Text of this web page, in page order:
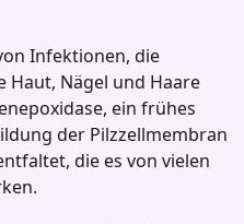
Infektionen, die
Nägel und Haare
ein frühes
der Pilzzellmembran
die es von vielen